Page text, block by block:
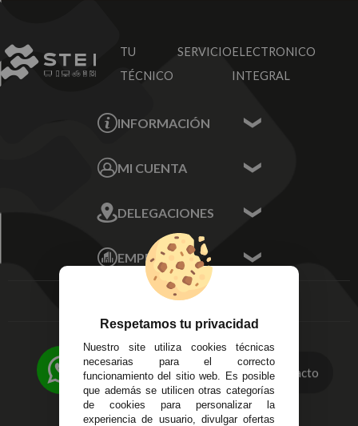
TU SERVICIO
TÉCNICO
ELECTRONICO
INTEGRAL
INFORMACIÓN
Sobre nosotros
MI CUENTA
Mis Direcciones
Mis Pedidos
Mis favoritos
FAQ's
DELEGACIONES
Écija - Sevilla
Av. Plaza de Toros.
Local 3
Córdoba
14
Alzira - Valencia
C/ Esplugues, 135
EMPRESA
Aviso Legal
Devoluciones
Política de Privacidad
Pago Seguro
Terminos y
Condiciones Generales
Políticas de Cookies
Contacto
Respetamos tu privacidad
Nuestro site utiliza cookies técnicas
necesarias para el correcto
funcionamiento del sitio web. Es posible
que además se utilicen otras categorías
de cookies para personalizar la
experiencia de usuario, divulgar ofertas